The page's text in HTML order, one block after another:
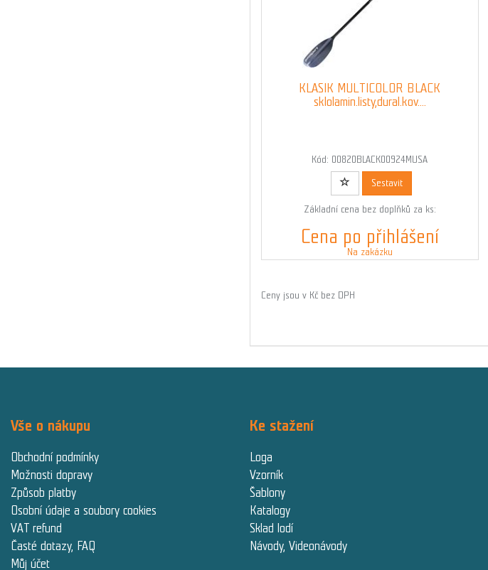
KLASIK MULTICOLOR BLACK
sklolamin.listy,dural.kov....
Kód: 00820BLACK00924MUSA
Sestavit
Základní cena bez doplňků za ks:
Cena po přihlášení
Na zakázku
Ceny jsou v Kč bez DPH
Vše o nákupu
Obchodní podmínky
Možnosti dopravy
Způsob platby
Osobní údaje a soubory cookies
VAT refund
Časté dotazy, FAQ
Můj účet
Ke stažení
Loga
Vzorník
Šablony
Katalogy
Sklad lodí
Návody, Videonávody